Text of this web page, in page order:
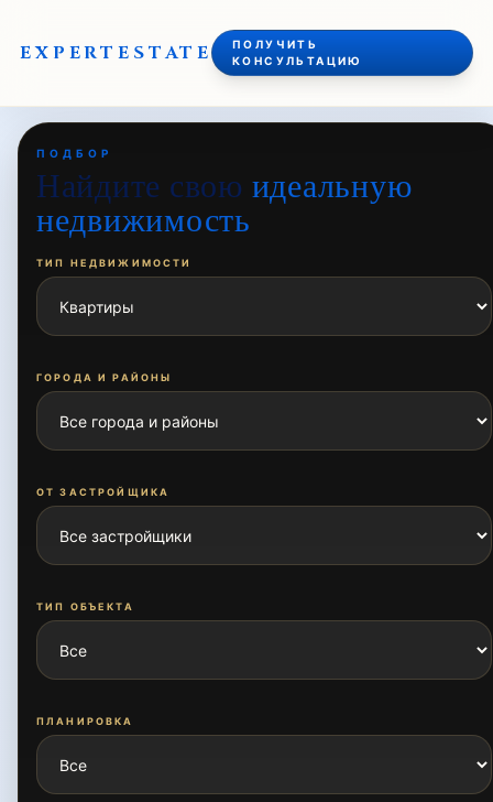
EXPERTESTATE
ПОЛУЧИТЬ
КОНСУЛЬТАЦИЮ
ПОДБОР
Найдите свою идеальную
недвижимость
ТИП НЕДВИЖИМОСТИ
ГОРОДА И РАЙОНЫ
ОТ ЗАСТРОЙЩИКА
ТИП ОБЪЕКТА
ПЛАНИРОВКА